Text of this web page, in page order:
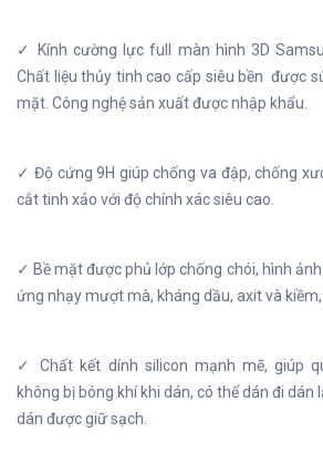
✓ Kính cường lực full màn hình 3D
Chất liệu thủy tinh cao cấp siêu bền được
mặt. Công nghệ sản xuất được nhập khẩu.
✓ Độ cứng 9H giúp chống va đập, chống
cắt tinh xảo với độ chính xác siêu cao.
✓ Bề mặt được phủ lớp chống chói, hình
ứng nhạy mượt mà, kháng dầu, axit và
✓ Chất kết dính silicon mạnh mẽ, giúp
không bị bóng khí khi dán, có thể dán đi dán
dán được giữ sạch.